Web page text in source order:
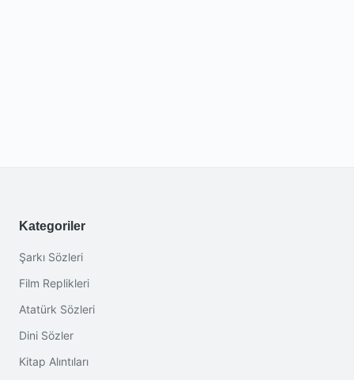
Kategoriler
Şarkı Sözleri
Film Replikleri
Atatürk Sözleri
Dini Sözler
Kitap Alıntıları